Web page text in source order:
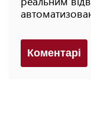
Коментарi